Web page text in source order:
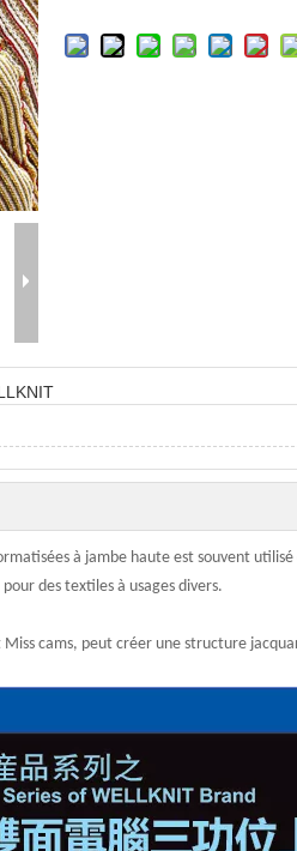
à jambe haute est souvent
des textiles à usages divers.
cams, peut créer une structure